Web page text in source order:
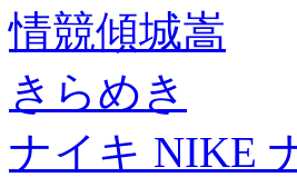
情競傾城嵩
きらめき
ナイキ NIKE